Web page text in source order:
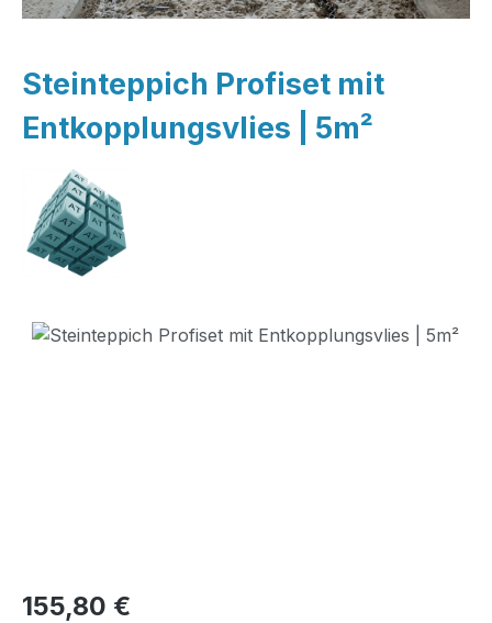
Steinteppich Profiset mit
Entkopplungsvlies | 5m²
Regulärer Preis:
155,80 €